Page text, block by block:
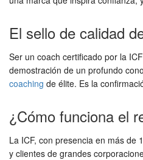
El sello de calidad
Ser un coach certificado por la
demostración de un profundo
coaching de élite. Es la
¿Cómo funciona el
La ICF, con presencia en más de
y clientes de grandes